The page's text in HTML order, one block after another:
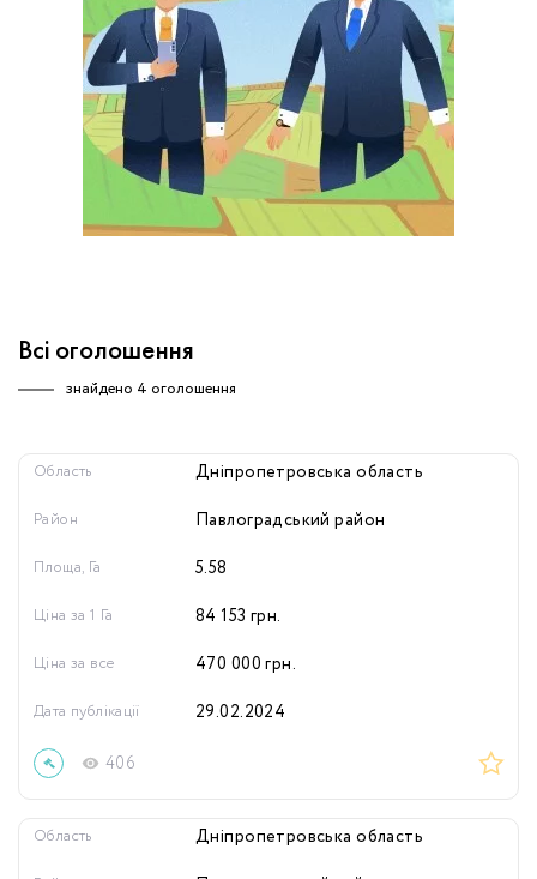
Всі оголошення
знайдено 4 оголошення
Область Дніпропетровська область
Район Павлоградський район
Площа, Га 5.58
Ціна за 1 Га 84 153 грн.
Ціна за все 470 000 грн.
406
Дата публікації 29.02.2024
Область Дніпропетровська область
Немає облікового запису?
Зареєструватися
УВІЙТИ
обробку персональних даних.
ЗАМОВИТИ КОНСУЛЬТАЦІЮ